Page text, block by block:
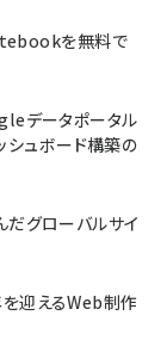
を無料で
データポータル
ュボード構築の
グローバルサイ
迎えるWeb制作